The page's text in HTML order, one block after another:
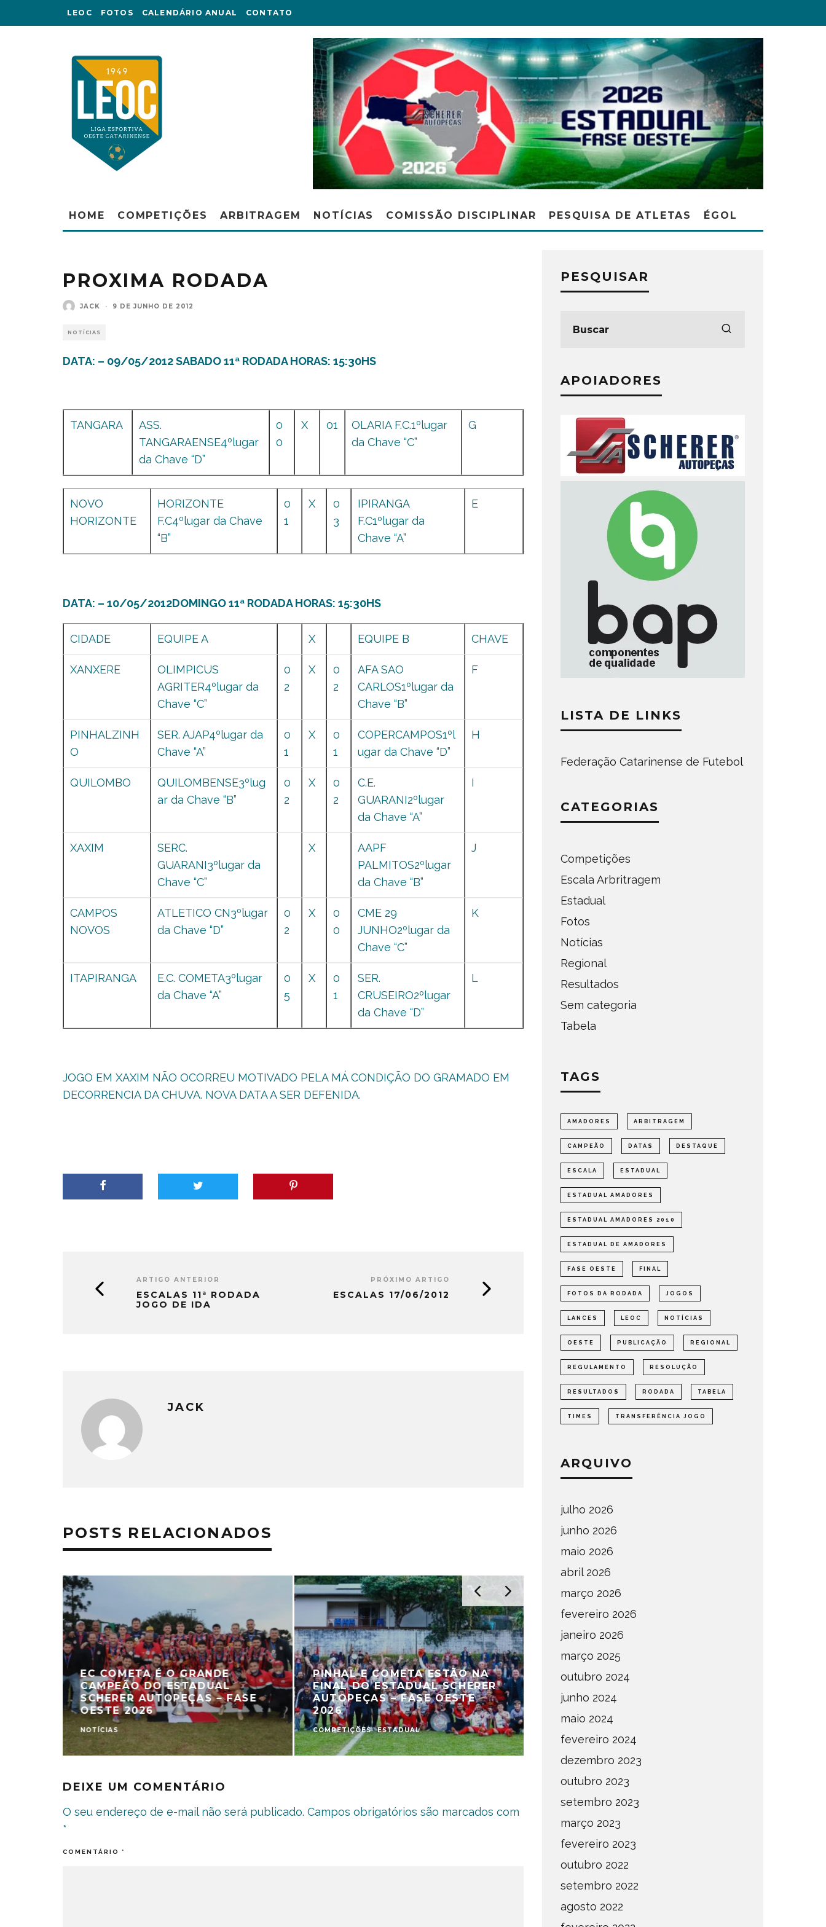
LEOC FOTOS CALENDÁRIO ANUAL CONTATO
HOME COMPETIÇÕES ARBITRAGEM NOTÍCIAS COMISSÃO DISCIPLINAR PESQUISA DE ATLETAS ÉGOL
PROXIMA RODADA
JACK · 9 DE JUNHO DE 2012
NOTÍCIAS
DATA: – 09/05/2012 SABADO 11ª RODADA HORAS: 15:30HS
TANGARA
ASS.
TANGARAENSE4ºlugar
da Chave “D”
0
0
X 01
OLARIA F.C.1ºlugar
da Chave “C”
G
NOVO
HORIZONTE
HORIZONTE
F.C4ºlugar da Chave
“B”
0
1
X
0
3
IPIRANGA
F.C1ºlugar da
Chave “A”
E
DATA: – 10/05/2012DOMINGO 11ª RODADA HORAS: 15:30HS
CIDADE EQUIPE A X EQUIPE B CHAVE
XANXERE
OLIMPICUS
AGRITER4ºlugar da
Chave “C”
0
2
X
0
2
AFA SAO
CARLOS1ºlugar da
Chave “B”
F
PINHALZINH
O
SER. AJAP4ºlugar da
Chave “A”
0
1
X
0
1
COPERCAMPOS1ºl
ugar da Chave “D”
H
QUILOMBO
QUILOMBENSE3ºlug
ar da Chave “B”
0
2
X
0
2
C.E.
GUARANI2ºlugar
da Chave “A”
I
XAXIM
SERC.
GUARANI3ºlugar da
Chave “C”
X
AAPF
PALMITOS2ºlugar
da Chave “B”
J
CAMPOS
NOVOS
ATLETICO CN3ºlugar
da Chave “D”
0
2
X
0
0
CME 29
JUNHO2ºlugar da
Chave “C”
K
ITAPIRANGA
E.C. COMETA3ºlugar
da Chave “A”
0
5
X
0
1
SER.
CRUSEIRO2ºlugar
da Chave “D”
L
JOGO EM XAXIM NÃO OCORREU MOTIVADO PELA MÁ CONDIÇÃO DO GRAMADO EM
DECORRENCIA DA CHUVA. NOVA DATA A SER DEFENIDA.
ARTIGO ANTERIOR
ESCALAS 11ª RODADA
JOGO DE IDA
PRÓXIMO ARTIGO
ESCALAS 17/06/2012
JACK
POSTS RELACIONADOS
EC COMETA É O GRANDE
CAMPEÃO DO ESTADUAL
SCHERER AUTOPEÇAS – FASE
OESTE 2026
NOTÍCIAS
PINHAL E COMETA ESTÃO NA
FINAL DO ESTADUAL SCHERER
AUTOPEÇAS – FASE OESTE
2026
COMPETIÇÕES ESTADUAL
DEFINIDOS OS SEMIFINALISTAS
DO ESTADUAL DE AMADORES –
DEIXE UM COMENTÁRIO
O seu endereço de e-mail não será publicado. Campos obrigatórios são marcados com
*
COMENTÁRIO *
PESQUISAR
APOIADORES
LISTA DE LINKS
Federação Catarinense de Futebol
CATEGORIAS
Competições
Escala Arbritragem
Estadual
Fotos
Notícias
Regional
Resultados
Sem categoria
Tabela
TAGS
AMADORES ARBITRAGEM
CAMPEÃO DATAS DESTAQUE
ESCALA ESTADUAL
ESTADUAL AMADORES
ESTADUAL AMADORES 2010
ESTADUAL DE AMADORES
FASE OESTE FINAL
FOTOS DA RODADA JOGOS
LANCES LEOC NOTÍCIAS
OESTE PUBLICAÇÃO REGIONAL
REGULAMENTO RESOLUÇÃO
RESULTADOS RODADA TABELA
TIMES TRANSFERÊNCIA JOGO
ARQUIVO
julho 2026
junho 2026
maio 2026
abril 2026
março 2026
fevereiro 2026
janeiro 2026
março 2025
outubro 2024
junho 2024
maio 2024
fevereiro 2024
dezembro 2023
outubro 2023
setembro 2023
março 2023
fevereiro 2023
outubro 2022
setembro 2022
agosto 2022